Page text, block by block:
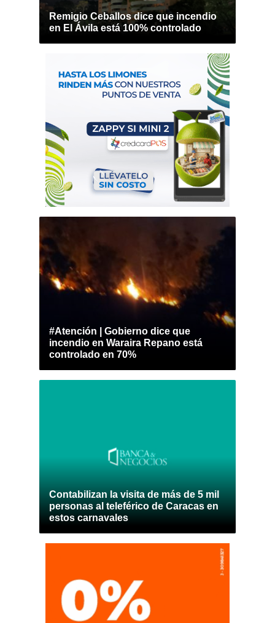
Remigio Ceballos dice que incendio
en El Ávila está 100% controlado
#Atención | Gobierno dice que
incendio en Waraira Repano está
controlado en 70%
Contabilizan la visita de más de 5 mil
personas al teleférico de Caracas en
estos carnavales